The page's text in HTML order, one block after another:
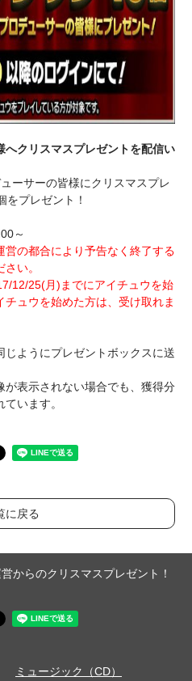
クリスマスプレゼントを配信い
ーサーの皆様にクリスマスプレ
をプレゼント！
～
の都合により予告なく終了する
い。
12/25(月)までにアイチュウを始
ュウを始めた方は、受け取れま
ようにプレゼントボックスに送
表示されない場合でも、獲得分
います。
に戻る
営からのクリスマスプレゼント！
ミュージック（CD）